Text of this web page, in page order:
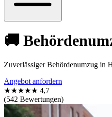
🚚
Zuverlässiger Behördenumzug in
Angebot anfordern
★★★★★ 4,7
(542 Bewertungen)